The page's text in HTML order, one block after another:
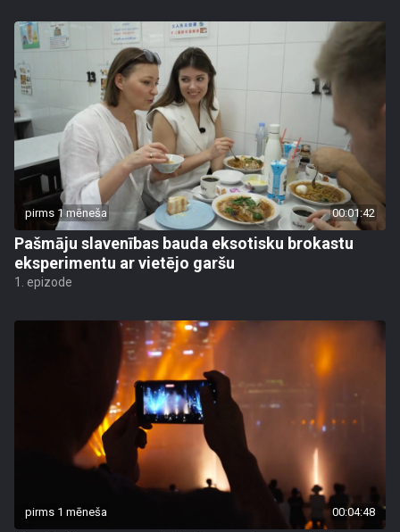
pirms 1 mēneša 00:01:42
Pašmāju slavenības bauda eksotisku brokastu
eksperimentu ar vietējo garšu
1. epizode
pirms 1 mēneša 00:04:48